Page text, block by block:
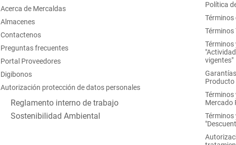
Acerca de Mercaldas
Almacenes
Contactenos
Preguntas frecuentes
Portal Proveedores
Digibonos
Autorización protección de datos personales
Reglamento interno de trabajo
Sostenibilidad Ambiental
Política
Términos
Términos
Términos
vigentes"
Producto
Términos
Mercado
Términos